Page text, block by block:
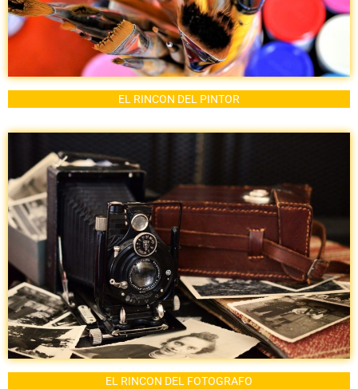
EL RINCON DEL PINTOR
EL RINCON DEL FOTOGRAFO